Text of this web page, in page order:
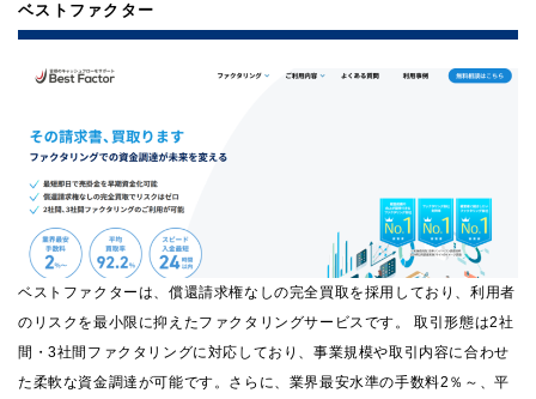
ベストファクター
ベストファクターは、償還請求権なしの完全買取を採用しており、利用者
のリスクを最小限に抑えたファクタリングサービスです。 取引形態は2社
間・3社間ファクタリングに対応しており、事業規模や取引内容に合わせ
た柔軟な資金調達が可能です。さらに、業界最安水準の手数料2％～、平